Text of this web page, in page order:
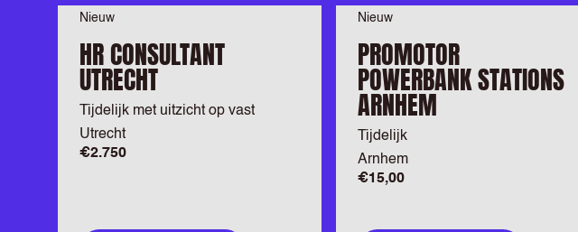
Nieuw
HR CONSULTANT
UTRECHT
Tijdelijk met uitzicht op vast
Utrecht
€2.750
Nieuw
PROMOTOR
POWERBANK STATIONS
ARNHEM
Tijdelijk
Arnhem
€15,00